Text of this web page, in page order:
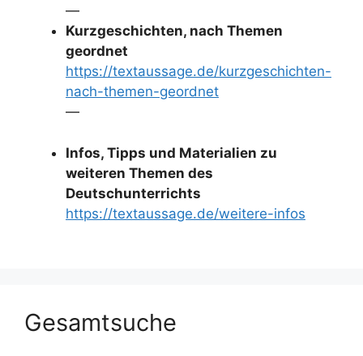
—
Kurzgeschichten, nach Themen
geordnet
https://textaussage.de/kurzgeschichten-
nach-themen-geordnet
—
Infos, Tipps und Materialien zu
weiteren Themen des
Deutschunterrichts
https://textaussage.de/weitere-infos
Gesamtsuche